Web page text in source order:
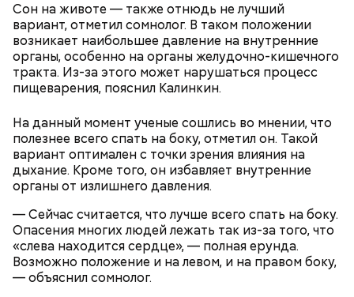
Сон на животе — также отнюдь не лучший
вариант, отметил сомнолог. В таком положении
возникает наибольшее давление на внутренние
органы, особенно на органы желудочно-кишечного
тракта. Из-за этого может нарушаться процесс
пищеварения, пояснил Калинкин.
На данный момент ученые сошлись во мнении, что
полезнее всего спать на боку, отметил он. Такой
вариант оптимален с точки зрения влияния на
дыхание. Кроме того, он избавляет внутренние
органы от излишнего давления.
— Сейчас считается, что лучше всего спать на боку.
Опасения многих людей лежать так из-за того, что
«слева находится сердце», — полная ерунда.
Возможно положение и на левом, и на правом боку,
— объяснил сомнолог.
— Может пробить заряд на человека. Нужно вести
себя очень осторожно, будто увидели дикого
зверя, затаиться, — добавил академик.
Одним из запоминающихся событий того периода
для Макеева стал футбольный матч между
киевским «Динамо» и мадридским «Атлетико»,
который состоялся 3 мая в Киеве. Полк Макеева жил
в палатках в лесу около Варовичей, в 12 километрах
от Припяти. А солдатам очень хотелось увидеть
трансляцию матча. Макеев поехал к секретарю
партийной организации колхоза и попросил
одолжить телевизор.
О, всесвятый Николае, угодниче преизрядный
Господень, теплый наш заступниче, и везде в
скорбех скорый помощниче!